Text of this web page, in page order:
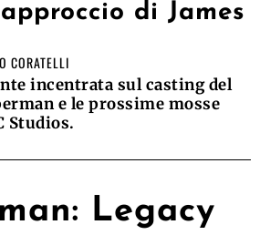
di James
CORATELLI
incentrata sul casting del
e le prossime mosse
Studios.
Legacy